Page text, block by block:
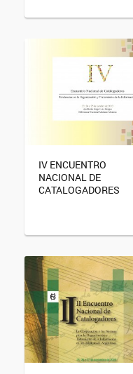
IV ENCUENTRO
NACIONAL DE
CATALOGADORES